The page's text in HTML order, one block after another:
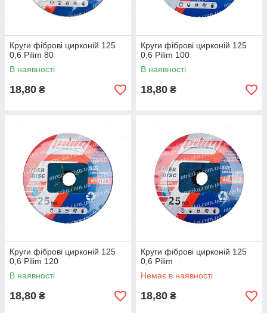
Круги фіброві цирконій 125
0,6 Pilim 80
В наявності
18,80 ₴
Круги фіброві цирконій 125
0,6 Pilim 100
В наявності
18,80 ₴
Круги фіброві цирконій 125
0,6 Pilim 120
В наявності
18,80 ₴
Круги фіброві цирконій 125
0,6 Pilim
Немає в наявності
18,80 ₴